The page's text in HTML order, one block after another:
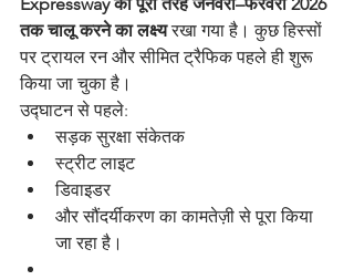
तक चालू करने का लक्ष्य रखा गया है। कुछ हिस्सों
पर ट्रायल रन और सीमित ट्रैफिक पहले ही शुरू
किया जा चुका है।
उद्घाटन से पहले:
सड़क सुरक्षा संकेतक
स्ट्रीट लाइट
डिवाइडर
और सौंदर्यीकरण का कामतेज़ी से पूरा किया
जा रहा है।